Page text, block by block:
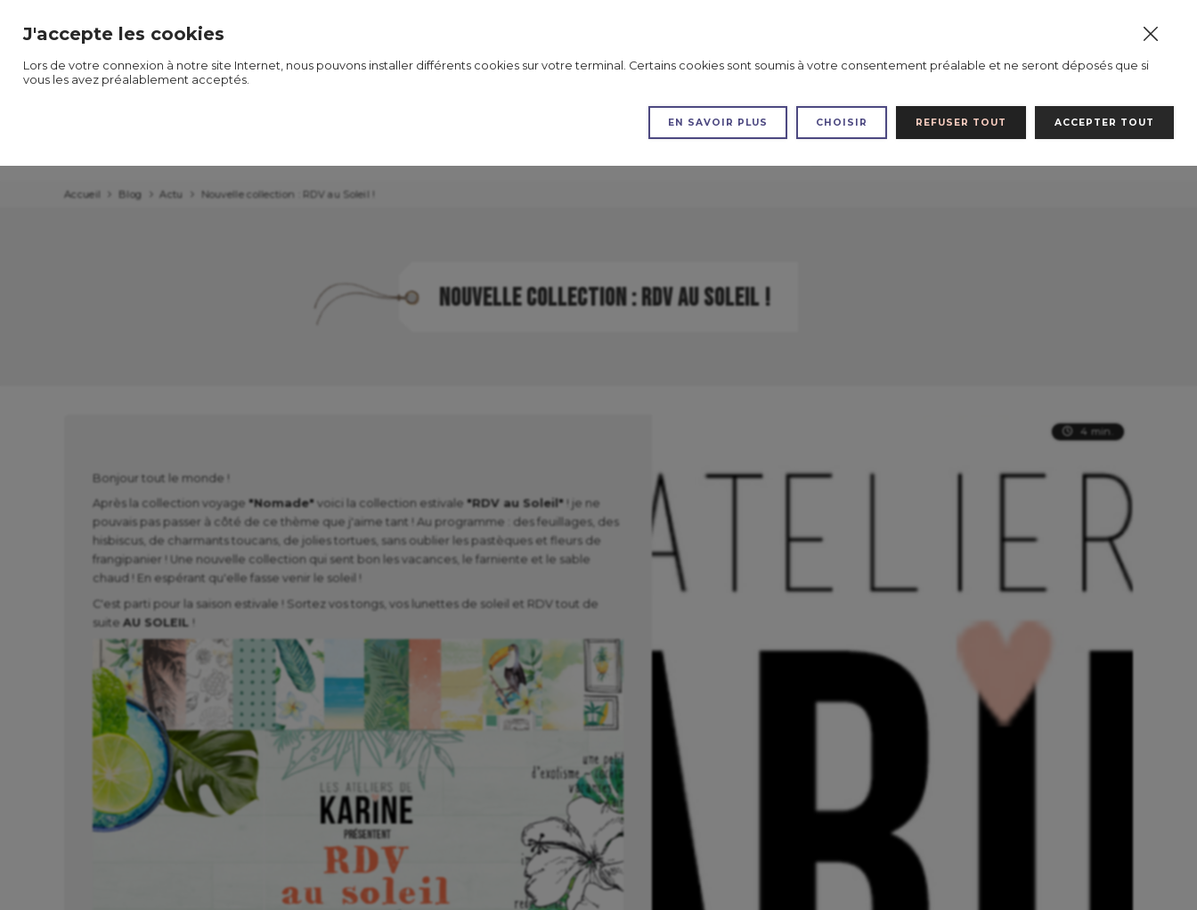
Accueil Blog Actu Nouvelle collection : RDV au Soleil !
NOUVELLE COLLECTION : RDV AU SOLEIL !
Bonjour tout le monde !
Après la collection voyage "Nomade" voici la collection estivale "RDV au Soleil" ! je ne
pouvais pas passer à côté de ce thème que j'aime tant ! Au programme : des feuillages, des
hisbiscus, de charmants toucans, de jolies tortues, sans oublier les pastèques et fleurs de
frangipanier ! Une nouvelle collection qui sent bon les vacances, le farniente et le sable
chaud ! En espérant qu'elle fasse venir le soleil !
C'est parti pour la saison estivale ! Sortez vos tongs, vos lunettes de soleil et RDV tout de
suite AU SOLEIL
4 min.
J'accepte les cookies
Lors de votre connexion à notre site Internet, nous pouvons installer différents cookies sur votre terminal. Certains cookies sont soumis à votre consentement préalable et ne seront déposés que si
vous les avez préalablement acceptés.
EN SAVOIR PLUS CHOISIR REFUSER TOUT ACCEPTER TOUT